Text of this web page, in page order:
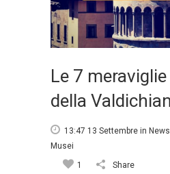
Le 7
della
13:47 13 Settembre in News
Musei
1
Share